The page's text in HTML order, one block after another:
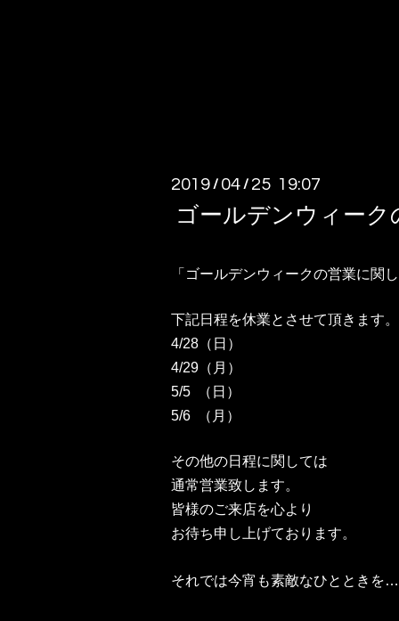
2019 / 04 / 25 19:07
ゴールデンウィー
「ゴールデンウィークの営業に関
下記日程を休業とさせて頂きます。
4/28（日）
4/29（月）
5/5 （日）
5/6 （月）
その他の日程に関しては
通常営業致します。
皆様のご来店を心より
お待ち申し上げております。
それでは今宵も素敵なひとときを…